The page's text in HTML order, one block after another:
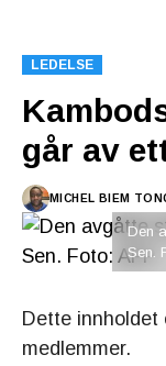
LEDELSE
går av
MICHEL BIEM
Den
Sen.
Dette innholdet
medlemmer.